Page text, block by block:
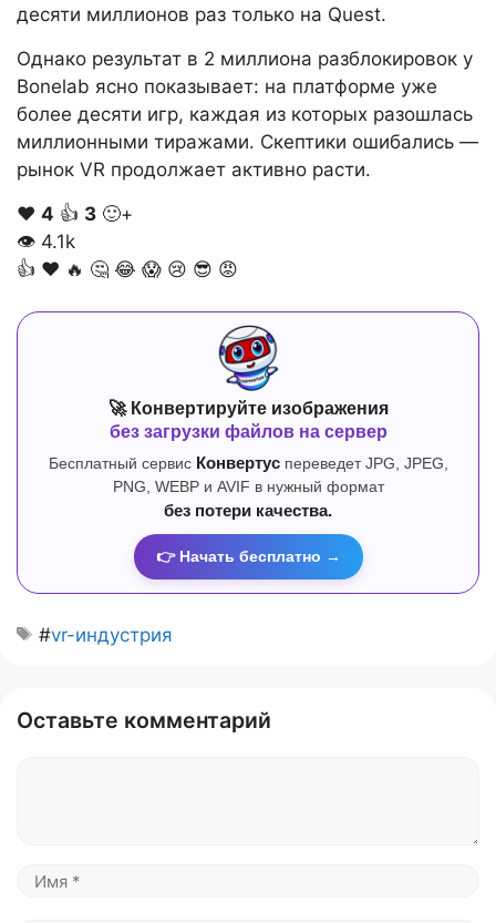
десяти миллионов раз только на Quest.
Однако результат в 2 миллиона разблокировок у
Bonelab ясно показывает: на платформе уже
более десяти игр, каждая из которых разошлась
миллионными тиражами. Скептики ошибались —
рынок VR продолжает активно расти.
❤️ 4 👍 3 🙂+
👁 4.1k
👍 ❤️ 🔥 🤔 😂 😱 😢 😎 😡
🚀 Конвертируйте изображения
без загрузки файлов на сервер
Бесплатный сервис Конвертуспереведет JPG, JPEG,
PNG, WEBP и AVIF в нужный формат
без потери качества.
👉 Начать бесплатно →
#vr-индустрия
Оставьте комментарий
Имя